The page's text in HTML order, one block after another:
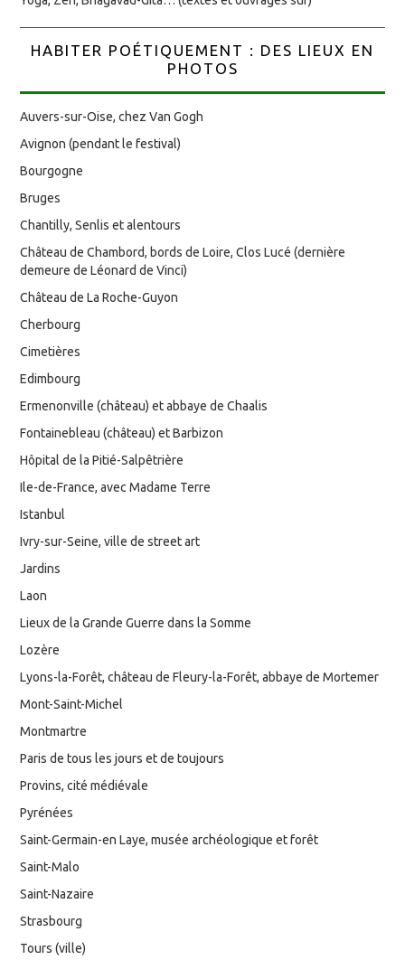
HABITER POÉTIQUEMENT : DES LIEUX EN
PHOTOS
Auvers-sur-Oise, chez Van Gogh
Avignon (pendant le festival)
Bourgogne
Bruges
Chantilly, Senlis et alentours
Château de Chambord, bords de Loire, Clos Lucé (dernière
demeure de Léonard de Vinci)
Château de La Roche-Guyon
Cherbourg
Cimetières
Edimbourg
Ermenonville (château) et abbaye de Chaalis
Fontainebleau (château) et Barbizon
Hôpital de la Pitié-Salpêtrière
Ile-de-France, avec Madame Terre
Istanbul
Ivry-sur-Seine, ville de street art
Jardins
Laon
Lieux de la Grande Guerre dans la Somme
Lozère
Lyons-la-Forêt, château de Fleury-la-Forêt, abbaye de Mortemer
Mont-Saint-Michel
Montmartre
Paris de tous les jours et de toujours
Provins, cité médiévale
Pyrénées
Saint-Germain-en Laye, musée archéologique et forêt
Saint-Malo
Saint-Nazaire
Strasbourg
Tours (ville)